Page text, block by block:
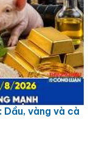
vàng và cà